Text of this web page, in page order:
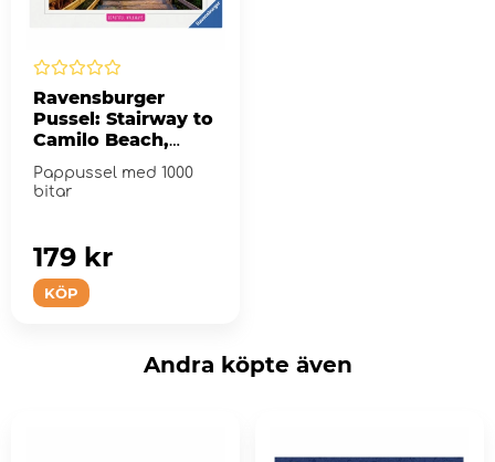
Ravensburger
Pussel: Stairway to
Camilo Beach,
Algarve 1000 Bitar
Pappussel med 1000
bitar
KÖP
179 kr
Andra köpte även